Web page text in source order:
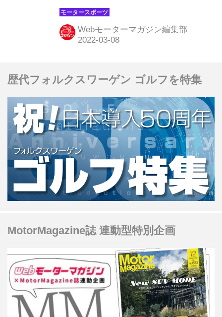
エネルギー企業のＥＮＥＯＳを迎え、
名称も「ＥＮＥＯＳ スーパー耐久シリ
ーズ2022 Powered by Hankook」とし
極的に行っており、アジアを代表する
エネルギー企業とのタッグは脱炭素化
に向けてさらなる発展を予感させる協
定となった。
Webモーターマガジン編集部
歴代フォルクスワーゲン ゴルフを特集
MotorMagazine誌 連動型特別企画